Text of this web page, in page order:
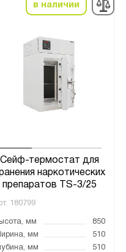
в наличии
Сейф-термостат для
наркотических
препаратов TS-3/25
180799
мм
850
мм
510
мм
510